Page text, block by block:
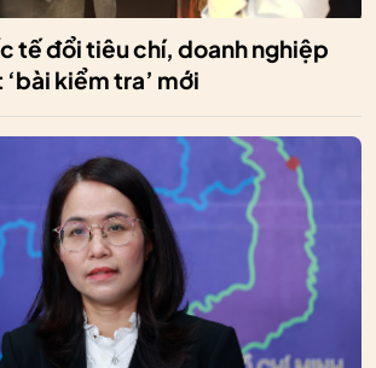
tế đổi tiêu chí, doanh nghiệp
kiểm tra’ mới